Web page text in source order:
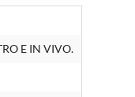
E IN VIVO.